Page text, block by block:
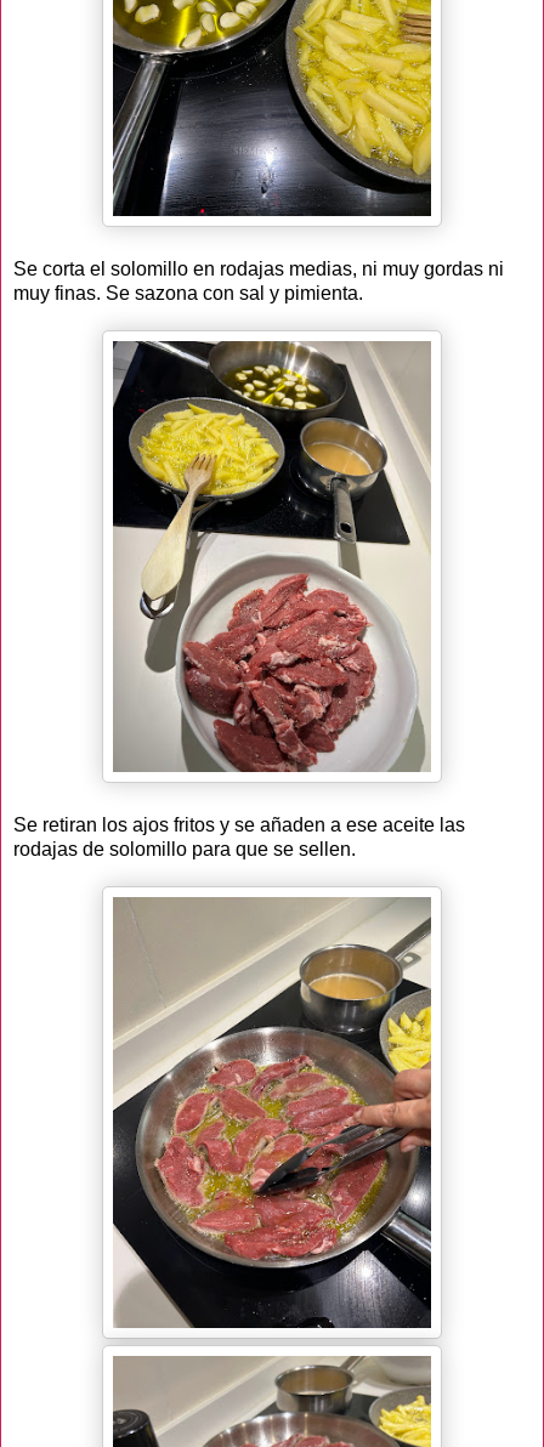
Se corta el solomillo en rodajas medias, ni muy gordas ni
muy finas. Se sazona con sal y pimienta.
Se retiran los ajos fritos y se añaden a ese aceite las
rodajas de solomillo para que se sellen.